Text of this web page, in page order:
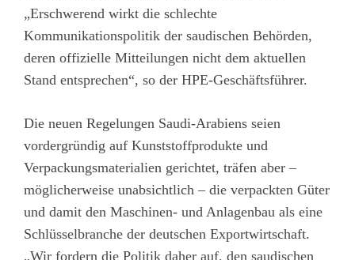
„Erschwerend wirkt die schlechte
Kommunikationspolitik der saudischen Behörden,
deren offizielle Mitteilungen nicht dem aktuellen
Stand entsprechen“, so der HPE-Geschäftsführer.
Die neuen Regelungen Saudi-Arabiens seien
vordergründig auf Kunststoffprodukte und
Verpackungsmaterialien gerichtet, träfen aber –
möglicherweise unabsichtlich – die verpackten Güter
und damit den Maschinen- und Anlagenbau als eine
Schlüsselbranche der deutschen Exportwirtschaft.
„Wir fordern die Politik daher auf, den saudischen